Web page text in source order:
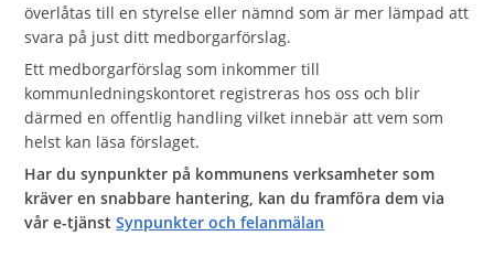
överlåtas till en styrelse eller nämnd som är mer lämpad att
svara på just ditt medborgarförslag.
Ett medborgarförslag som inkommer till
kommunledningskontoret registreras hos oss och blir
därmed en offentlig handling vilket innebär att vem som
helst kan läsa förslaget.
Har du synpunkter på kommunens verksamheter som
kräver en snabbare hantering, kan du framföra dem via
vår e-tjänstSynpunkter och felanmälan